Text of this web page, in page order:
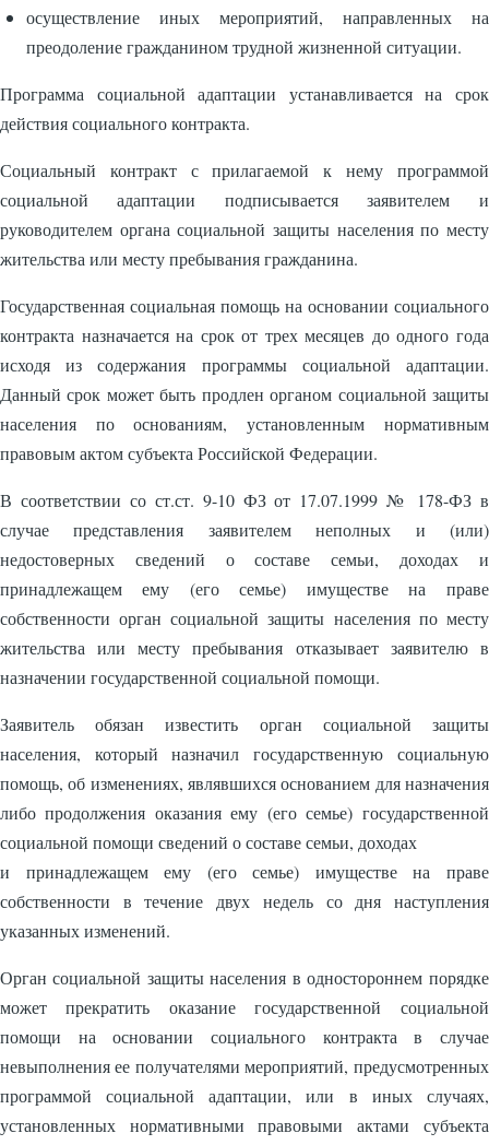
осуществление иных мероприятий, направленных на
преодоление гражданином трудной жизненной ситуации.
Программа социальной адаптации устанавливается на срок
действия социального контракта.
Социальный контракт с прилагаемой к нему программой
социальной адаптации подписывается заявителем и
руководителем органа социальной защиты населения по месту
жительства или месту пребывания гражданина.
Государственная социальная помощь на основании социального
контракта назначается на срок от трех месяцев до одного года
исходя из содержания программы социальной адаптации.
Данный срок может быть продлен органом социальной защиты
населения по основаниям, установленным нормативным
правовым актом субъекта Российской Федерации.
В соответствии со ст.ст. 9-10 ФЗ от 17.07.1999 № 178-ФЗ в
случае представления заявителем неполных и (или)
недостоверных сведений о составе семьи, доходах и
принадлежащем ему (его семье) имуществе на праве
собственности орган социальной защиты населения по месту
жительства или месту пребывания отказывает заявителю в
назначении государственной социальной помощи.
Заявитель обязан известить орган социальной защиты
населения, который назначил государственную социальную
помощь, об изменениях, являвшихся основанием для назначения
либо продолжения оказания ему (его семье) государственной
социальной помощи сведений о составе семьи, доходах
и принадлежащем ему (его семье) имуществе на праве
собственности в течение двух недель со дня наступления
указанных изменений.
Орган социальной защиты населения в одностороннем порядке
может прекратить оказание государственной социальной
помощи на основании социального контракта в случае
невыполнения ее получателями мероприятий, предусмотренных
программой социальной адаптации, или в иных случаях,
установленных нормативными правовыми актами субъекта